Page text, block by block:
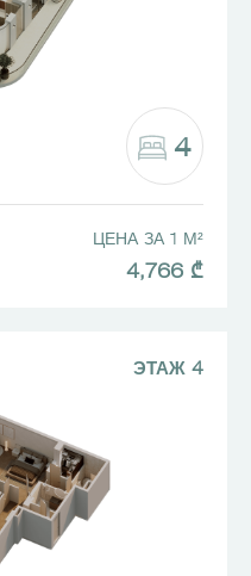
4
ЦЕНА ЗА 1 М²
4,766 ₾
ЭТАЖ 4